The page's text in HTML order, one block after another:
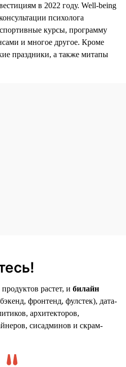
в 2022 году. Well-being
психолога
спортивные курсы, программу
и многое другое. Кроме
праздники, а также митапы
растет, и билайн
фронтенд, фулстек), дата-
архитекторов,
сисадминов и скрам-